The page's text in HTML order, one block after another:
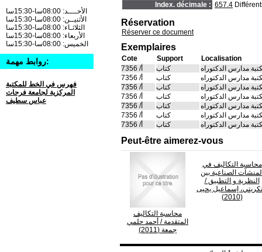
Index. décimale : 657.4
Réservation
Réserver ce document
Exemplaires
Cote Support
Localisation
أ/ 7356
كتاب
مدارس الدكتوراه
أ/ 7356
كتاب
مدارس الدكتوراه
أ/ 7356
كتاب
مدارس الدكتوراه
أ/ 7356
كتاب
مدارس الدكتوراه
أ/ 7356
كتاب
مدارس الدكتوراه
أ/ 7356
كتاب
مدارس الدكتوراه
أ/ 7356
كتاب مدارس الدكتوراه
Peut-être aimerez-vous
محاسبة التكاليف
المتقدمة/ أحمد حلمي
جمعة (2011)
محاسبة التكاليف في
الصناعية بين
النظرية و التطبيق/
إسماعيل يحيى
(2010)
الأحــــد: 08:00سا-15:30سا
الأثنيــن: 08:00سا-15:30سا
الثلاثـاء: 08:00سا-15:30سا
الأربعاء: 08:00سا-15:30سا
الخميس: 08:00سا-15:30سا
روابط مهمة:
فهرس في الخط للمكتبة
المركزية لجامعة فرحات
عباس سطيف